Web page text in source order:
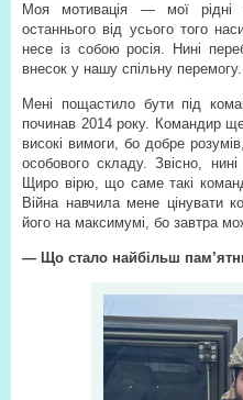
Моя мотивація — мої рідні
останнього від усього того
несе із собою росія. Нині
внесок у нашу спільну перемогу.
Мені пощастило бути під
починав 2014 року. Командир
високі вимоги, бо добре
особового складу. Звісно,
Щиро вірю, що саме такі
Війна навчила мене цінувати
його на максимумі, бо завтра
— Що стало найбільш